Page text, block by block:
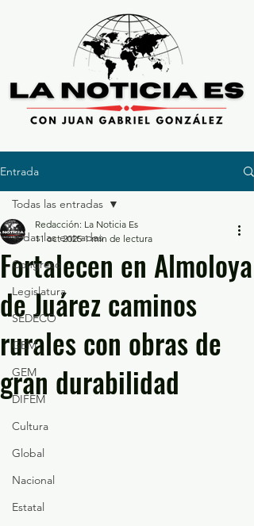
Entrada
Todas las entradas
Congreso
Legislatura
SEDECO
GEM
GEM
DIFEM
Cultura
Global
Nacional
Estatal
Todas las entradas
Fortalecen en Almoloya
de Juárez caminos
rurales con obras de
gran durabilidad
Redacción: La Noticia Es
11 oct 2025 1 min de lectura